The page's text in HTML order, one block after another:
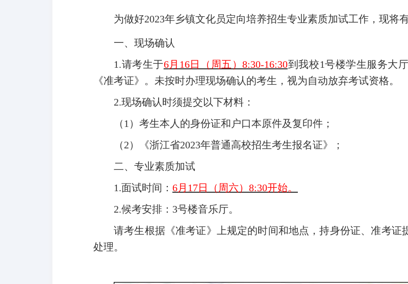
为做好2023年乡镇文化员定向培养招生专业素质加试工作，现将
一、现场确认
1.请考生于6月16日（周五）8:30-16:30到我校1号楼学生服务大
《准考证》。 未按时办理现场确认的考生，视为自动放弃考试资格。
2.现场确认时须提交以下材料：
（1）考生本人的身份证和户口本原件及复印件；
（2）《浙江省2023年普通高校招生考生报名证》；
二、专业素质加试
1.面试时间： 6月17日（周六）8:30开始。
2.候考安排：3号楼音乐厅。
请考生根据《准考证》上规定的时间和地点，持身份证、准考证
处理。